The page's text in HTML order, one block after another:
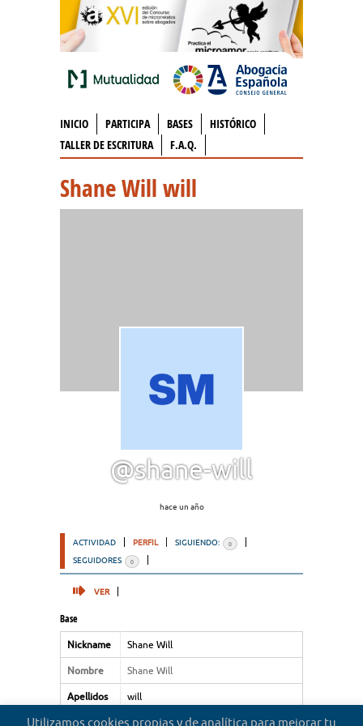
INICIO PARTICIPA BASES
HISTÓRICO
TALLER DE ESCRITURA
F.A.Q.
Shane Will will
@shane-will
hace un año
ACTIVIDAD PERFIL SIGUIENDO: 0
SEGUIDORES 0
VER
Base
Nickname Shane Will
Nombre Shane Will
Apellidos will
Tipo de
Utilizamos cookies propias y de analítica para mejorar tu